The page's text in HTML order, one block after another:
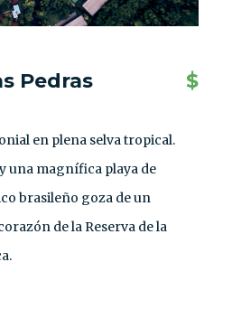
Pedras $
en plena selva tropical.
una magnífica playa de
brasileño goza de un
de la Reserva de la